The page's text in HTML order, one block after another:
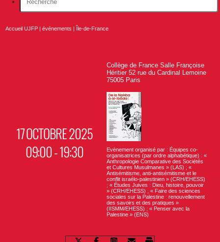
Accueil UJFP |événements Île-de-France
17 OCTOBRE 2025
09:00 - 19:30
Collège de France Salle Françoise
Héritier 52 rue du Cardinal Lemoine
75005 Paris
Evènement organisé par : Équipes co-
organisatrices (par ordre alphabétique) : «
Anthropologie Comparative des Sociétés
et Cultures Musulmanes » (LAS) ; «
Antisémitisme, anti-antisémitisme et le
conflit israélo-palestinien » (CRH/EHESS)
; « Études Juives : Dieu, histoire, pouvoir
» (CRH/EHESS) ; « Faire des sciences
sociales sur la Palestine : renouvellement
des savoirs et des pratiques »
(IISMM/EHESS) ; « Penser avec la
Palestine » (ENS)